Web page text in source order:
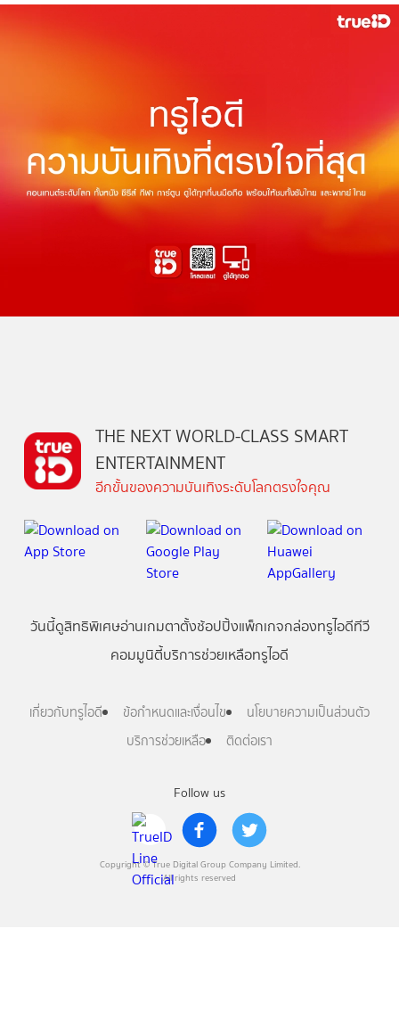
Follow us
Copyright © True Digital Group Company Limited.
All rights reserved
THE NEXT WORLD-CLASS SMART
ENTERTAINMENT
อีกขั้นของความบันเทิงระดับโลกตรงใจคุณ
วันนี้ดูสิทธิพิเศษอ่านเกมตาตั้งช้อปปิ้งแพ็กเกจกล่องทรูไอดีทีวี
คอมมูนิตี้บริการช่วยเหลือทรูไอดี
เกี่ยวกับทรูไอดี ข้อกำหนดและเงื่อนไข
นโยบายความเป็นส่วนตัว
บริการช่วยเหลือ
ติดต่อเรา